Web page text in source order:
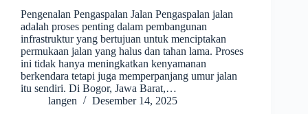
Pengenalan Pengaspalan Jalan Pengaspalan jalan
adalah proses penting dalam pembangunan
infrastruktur yang bertujuan untuk menciptakan
permukaan jalan yang halus dan tahan lama. Proses
ini tidak hanya meningkatkan kenyamanan
berkendara tetapi juga memperpanjang umur jalan
itu sendiri. Di Bogor, Jawa Barat,…
langen
Desember 14, 2025